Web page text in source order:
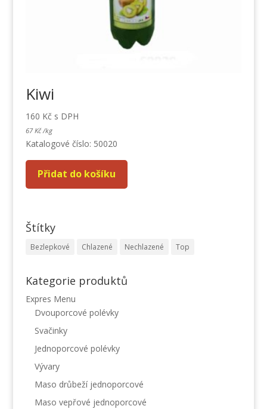
Kiwi
160 Kč s DPH
67Kč /kg
Katalogové číslo: 50020
Přidat do košíku
Štítky
Bezlepkové Chlazené Nechlazené Top
Kategorie produktů
Expres Menu
Dvouporcové polévky
Svačinky
Jednoporcové polévky
Vývary
Maso drůbeží jednoporcové
Maso vepřové jednoporcové